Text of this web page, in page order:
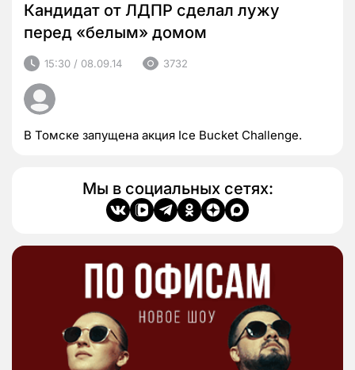
Кандидат от ЛДПР сделал лужу
перед «белым» домом
15:30 / 08.09.14 3732
В Томске запущена акция Ice Bucket Challenge.
Мы в социальных сетях: